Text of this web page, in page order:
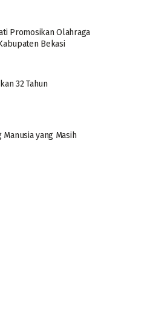
Promosikan Olahraga
Bekasi
32 Tahun
yang Masih